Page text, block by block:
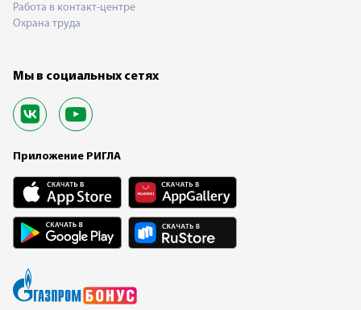
Работа в контакт-центре
Охрана труда
Мы в социальных сетях
Приложение РИГЛА